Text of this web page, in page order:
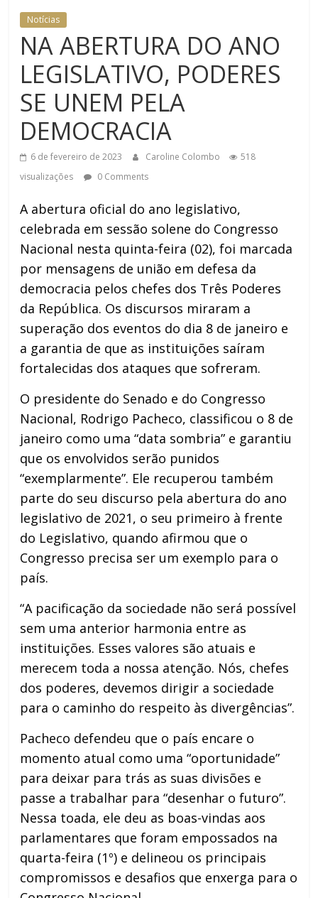
Notícias
NA ABERTURA DO ANO
LEGISLATIVO, PODERES
SE UNEM PELA
DEMOCRACIA
6 de fevereiro de 2023 Caroline Colombo
518
visualizações
0 Comments
A abertura oficial do ano legislativo,
celebrada em sessão solene do Congresso
Nacional nesta quinta-feira (02), foi marcada
por mensagens de união em defesa da
democracia pelos chefes dos Três Poderes
da República. Os discursos miraram a
superação dos eventos do dia 8 de janeiro e
a garantia de que as instituições saíram
fortalecidas dos ataques que sofreram.
O presidente do Senado e do Congresso
Nacional, Rodrigo Pacheco, classificou o 8 de
janeiro como uma “data sombria” e garantiu
que os envolvidos serão punidos
“exemplarmente”. Ele recuperou também
parte do seu discurso pela abertura do ano
legislativo de 2021, o seu primeiro à frente
do Legislativo, quando afirmou que o
Congresso precisa ser um exemplo para o
país.
“A pacificação da sociedade não será possível
sem uma anterior harmonia entre as
instituições. Esses valores são atuais e
merecem toda a nossa atenção. Nós, chefes
dos poderes, devemos dirigir a sociedade
para o caminho do respeito às divergências”.
Pacheco defendeu que o país encare o
momento atual como uma “oportunidade”
para deixar para trás as suas divisões e
passe a trabalhar para “desenhar o futuro”.
Nessa toada, ele deu as boas-vindas aos
parlamentares que foram empossados na
quarta-feira (1º) e delineou os principais
compromissos e desafios que enxerga para o